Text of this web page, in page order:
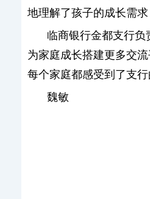
地理解了孩子的成长需求
临商银行金都支行负
为家庭成长搭建更多交
每个家庭都感受到了支
魏敏